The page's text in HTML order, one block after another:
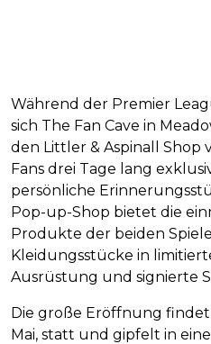
Während der Premier
sich The Fan Cave in
den Littler & Aspinall Shop
Fans drei Tage lang
persönliche
Pop-up-Shop bietet die
Produkte der beiden
Kleidungsstücke in
Ausrüstung und signierte
Die große Eröffnung findet
Mai, statt und gipfelt in